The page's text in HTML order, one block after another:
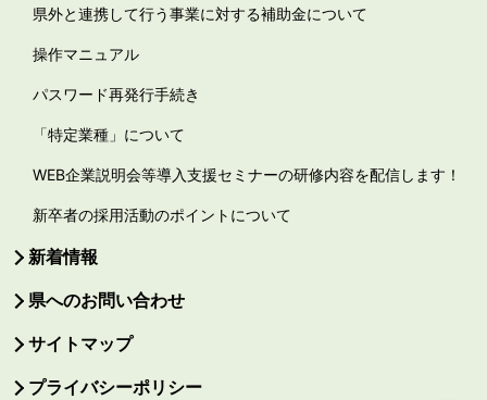
県外と連携して行う事業に対する補助金について
操作マニュアル
パスワード再発行手続き
「特定業種」について
WEB企業説明会等導入支援セミナーの研修内容を配信します！
新卒者の採用活動のポイントについて
新着情報
県へのお問い合わせ
サイトマップ
プライバシーポリシー